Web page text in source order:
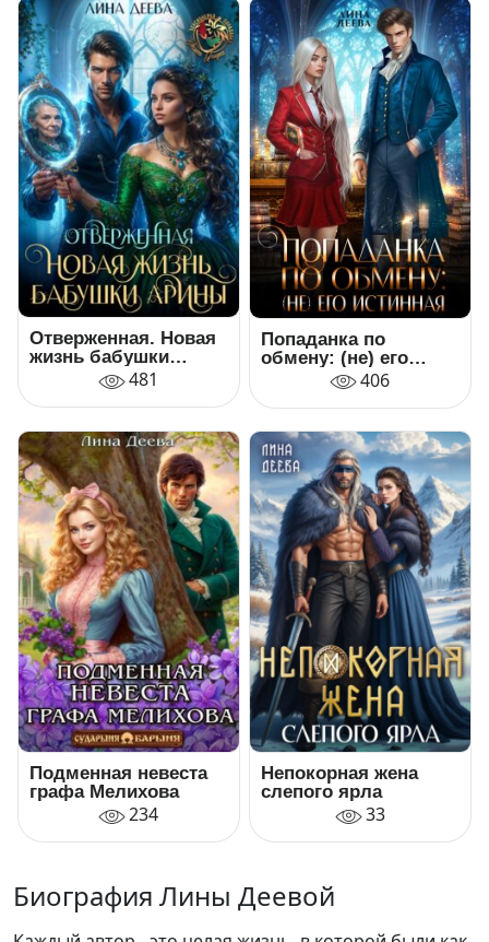
Отверженная. Новая
жизнь бабушки
481
Попаданка по
обмену: (не) его
Истинная
406
Подменная невеста
графа Мелихова
234
Непокорная жена
слепого ярла
33
Биография Лины Деевой